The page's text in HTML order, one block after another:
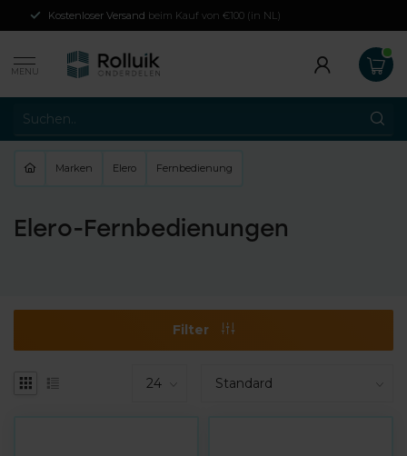
Kostenloser Versand beim Kauf von €100 (in NL)
MENU
Marken Elero Fernbedienung
Elero-Fernbedienungen
Filter